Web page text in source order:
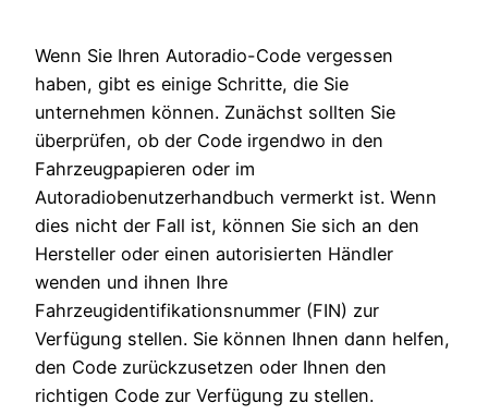
Wenn Sie Ihren Autoradio-Code vergessen
haben, gibt es einige Schritte, die Sie
unternehmen können. Zunächst sollten Sie
überprüfen, ob der Code irgendwo in den
Fahrzeugpapieren oder im
Autoradiobenutzerhandbuch vermerkt ist. Wenn
dies nicht der Fall ist, können Sie sich an den
Hersteller oder einen autorisierten Händler
wenden und ihnen Ihre
Fahrzeugidentifikationsnummer (FIN) zur
Verfügung stellen. Sie können Ihnen dann helfen,
den Code zurückzusetzen oder Ihnen den
richtigen Code zur Verfügung zu stellen.